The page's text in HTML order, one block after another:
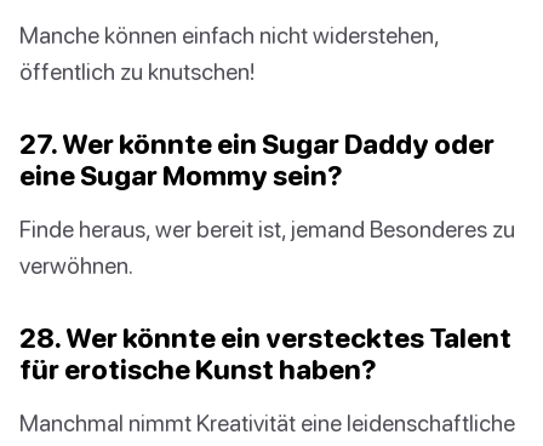
Manche können einfach nicht widerstehen,
öffentlich zu knutschen!
27. Wer könnte ein Sugar Daddy oder
eine Sugar Mommy sein?
Finde heraus, wer bereit ist, jemand Besonderes zu
verwöhnen.
28. Wer könnte ein verstecktes Talent
für erotische Kunst haben?
Manchmal nimmt Kreativität eine leidenschaftliche